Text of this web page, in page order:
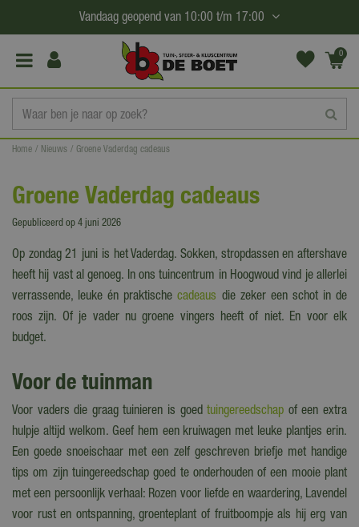
a
Home Nieuws Groene Vaderdag cadeaus
Vandaag geopend van 10:00 t/m 17:00
0
(€0,
Groene Vaderdag cadeaus
Gepubliceerd op 4 juni 2026
Op zondag 21 juni is het Vaderdag. Sokken, stropdassen en aftershave
heeft hij vast al genoeg. In ons tuincentrum in Hoogwoud vind je allerlei
verrassende, leuke én praktischecadeaus die zeker een schot in de
roos zijn. Of je vader nu groene vingers heeft of niet. En voor elk
budget.
Voor de tuinman
Voor vaders die graag tuinieren is goedtuingereedschap of een extra
hulpje altijd welkom. Geef hem een kruiwagen met leuke plantjes erin.
Een goede snoeischaar met een zelf geschreven briefje met handige
tips om zijn tuingereedschap goed te onderhouden of een mooie plant
met een persoonlijk verhaal: Rozen voor liefde en waardering, Lavendel
voor rust en ontspanning, groenteplant of fruitboompje als hij erg van